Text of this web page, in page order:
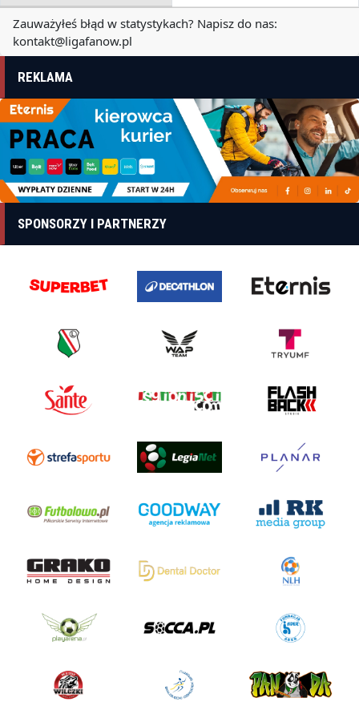
Zauważyłeś błąd w statystykach? Napisz do nas:
kontakt@ligafanow.pl
REKLAMA
SPONSORZY I PARTNERZY